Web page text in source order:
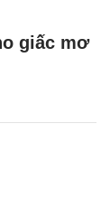
giấc mơ